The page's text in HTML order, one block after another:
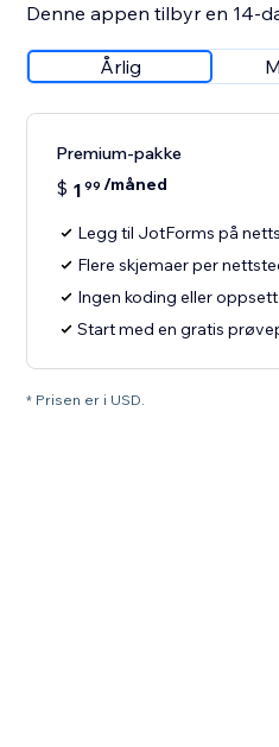
Denne appen tilbyr en 14-
Årlig
Premium-pakke
$ 1 99 /måned
Legg til JotForms på
Flere skjemaer per
Ingen koding eller
Start med en gratis
* Prisen er i USD.